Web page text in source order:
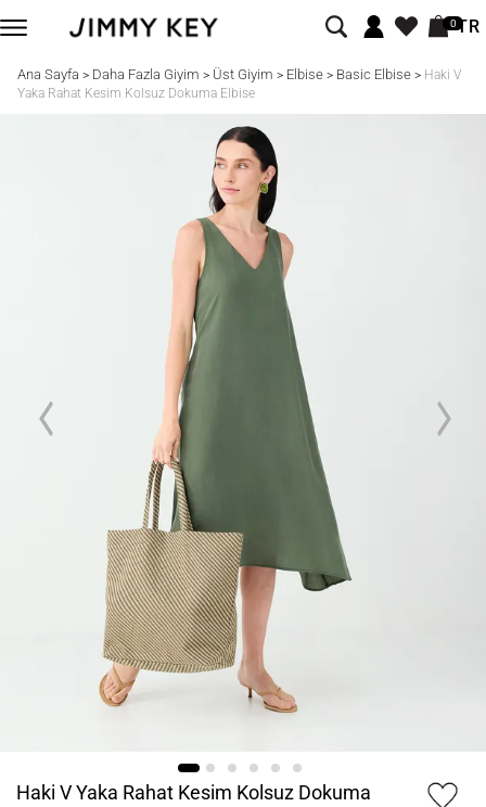
0TR
Ana Sayfa > Daha Fazla Giyim > Üst Giyim > Elbise> Basic Elbise> Haki V
Yaka Rahat Kesim Kolsuz Dokuma Elbise
Haki V Yaka Rahat Kesim Kolsuz Dokuma